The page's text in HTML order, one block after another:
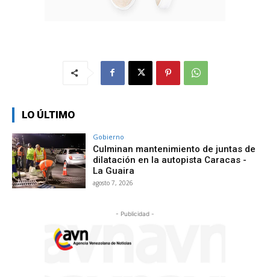
LO ÚLTIMO
Gobierno
Culminan mantenimiento de juntas de
dilatación en la autopista Caracas -
La Guaira
agosto 7, 2026
- Publicidad -